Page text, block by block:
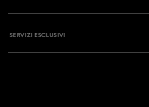
SERVIZI ESCLUSIVI